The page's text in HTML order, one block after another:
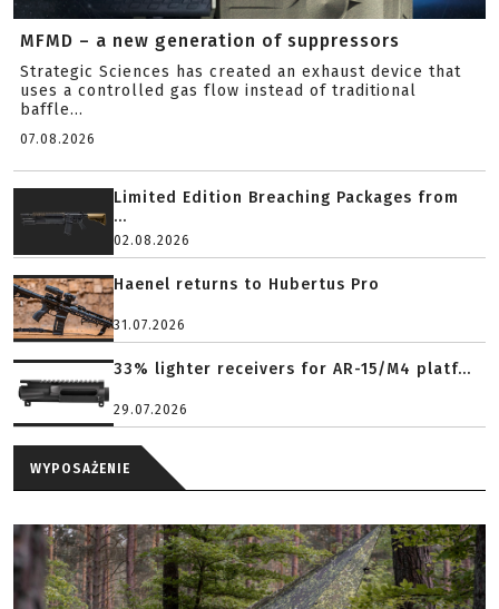
MFMD – a new generation of suppressors
Strategic Sciences has created an exhaust device that
uses a controlled gas flow instead of traditional
baffle...
07.08.2026
Limited Edition Breaching Packages from
...
02.08.2026
Haenel returns to Hubertus Pro
31.07.2026
33% lighter receivers for AR-15/M4 platf...
29.07.2026
WYPOSAŻENIE